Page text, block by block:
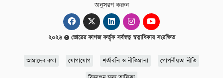
অনুসরণ করুন
২০২৬ ভোরের কাগজ কর্তৃক সর্বস্বত্ব স্বত্বাধিকার সংরক্ষিত
আমাদের কথা যোগাযোগ শর্তাবলি ও নীতিমালা গোপনীয়তা নীতি